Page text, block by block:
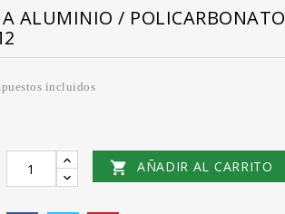
ALUMINIO / POLICARBONATO
incluidos
 AÑADIR AL CARRITO